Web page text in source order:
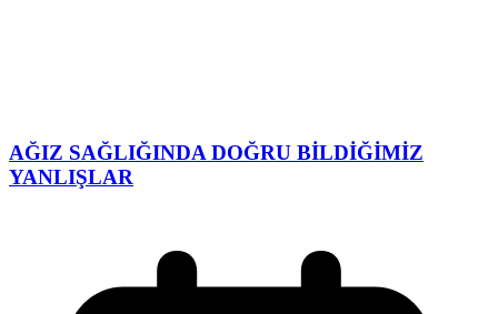
AĞIZ SAĞLIĞINDA DOĞRU BİLDİĞİMİZ
YANLIŞLAR